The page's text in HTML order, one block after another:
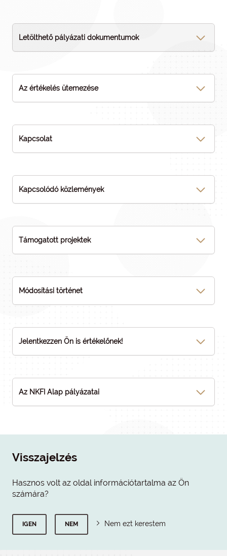
Letölthető pályázati dokumentumok
Az értékelés ütemezése
Kapcsolat
Kapcsolódó közlemények
Támogatott projektek
Módosítási történet
Jelentkezzen Ön is értékelőnek!
Az NKFI Alap pályázatai
Visszajelzés
Hasznos volt az oldal információtartalma az Ön
számára?
IGEN NEM Nem ezt kerestem